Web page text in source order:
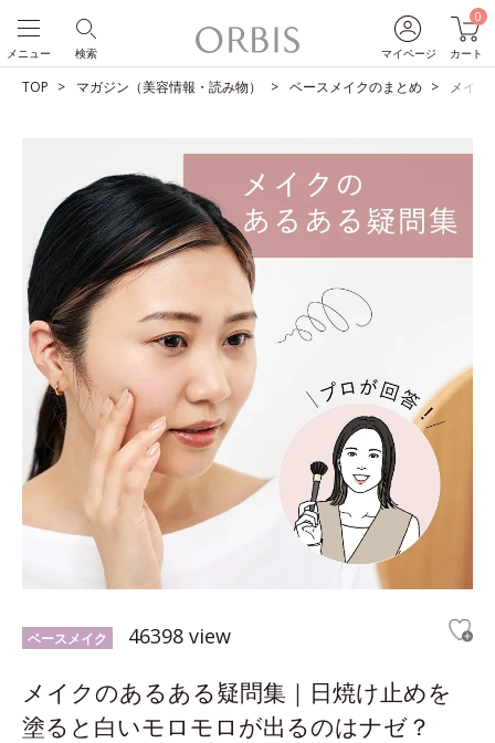
マイページ
0
カート
検索
メニュー
TOP マガジン（美容情報・読み物） ベースメイクのまとめ メイ
ベースメイク 46398 view
メイクのあるある疑問集｜日焼け止めを
塗ると白いモロモロが出るのはナゼ？